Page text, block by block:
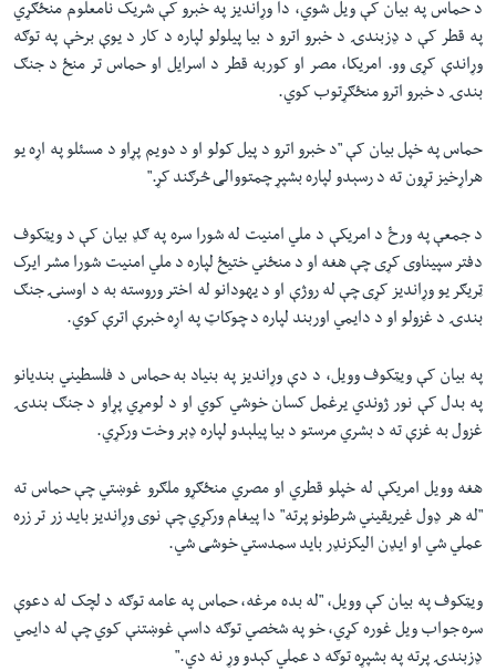
د حماس په بیان کې ویل شوي، دا وړاندیز په خبرو کې شریک نامعلوم منځګړي
په قطر کې د ډزبندۍ د خبرو اترو د بیا پیلولو لپاره د کار د یوې برخې په توګه
وړاندې کړی وو. امریکا، مصر او کوربه قطر د اسرایل او حماس تر منځ د جنګ
بندۍ د خبرو اترو منځګړتوب کوي.
حماس په خپل بیان کې "د خبرو اترو د پیل کولو او د دویم پړاو د مسئلو په اړه یو
هراړخیز تړون ته د رسېدو لپاره بشپړ چمتووالی څرګند کړ."
د جمعې په ورځ د امریکې د ملي امنیت له شورا سره په ګډ بیان کې د ویټکوف
دفتر سپیناوی کړی چې هغه او د منځني ختیځ لپاره د ملي امنیت شورا مشر ایرک
ټریګر یو وړاندیز کړی چې له روژې او د یهودانو له اختر وروسته به د اوسنۍ جنګ
بندۍ د غزولو او د دایمي اوربند لپاره د چوکاټ په اړه خبرې اترې کوي.
په بیان کې ویټکوف وویل، د دې وړاندیز په بنیاد به حماس د فلسطیني بندیانو
په بدل کې نور ژوندي یرغمل کسان خوشي کوي او د لومړي پړاو د جنګ بندۍ
غزول به غزې ته د بشري مرستو د بیا پیلېدو لپاره ډېر وخت ورکړي.
هغه وویل امریکې له خپلو قطري او مصري منځګړو ملګرو غوښتي چې حماس ته
"له هر ډول غیریقیني شرطونو پرته" دا پیغام ورکړي چې نوی وړاندیز باید زر تر زره
عملي شي او ایډن الیکزنډر باید سمدستي خوشی شي.
ویټکوف په بیان کې وویل، "له بده مرغه، حماس په عامه توګه د لچک له دعوې
سره جواب ویل غوره کړي، خو په شخصي توګه داسې غوښتنې کوي چې له دایمي
ډزبندۍ پرته په بشپړه توګه د عملي کېدو وړ نه دي."